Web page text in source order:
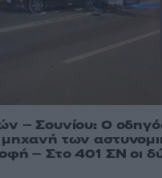
– Σουνίου: Ο
των
– Στο 401 ΣΝ οι